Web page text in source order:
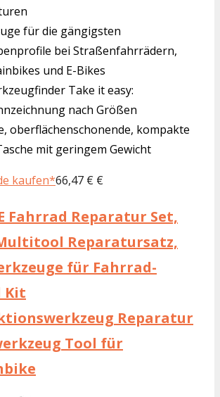
für die gängigsten
bei Straßenfahrrädern,
und E-Bikes
Take it easy:
nach Größen
oberflächenschonende, kompakte
mit geringem Gewicht
kaufen*66,47 € €
Fahrrad Reparatur Set,
Reparatursatz,
für Fahrrad-
Kit
Reparatur
Tool für